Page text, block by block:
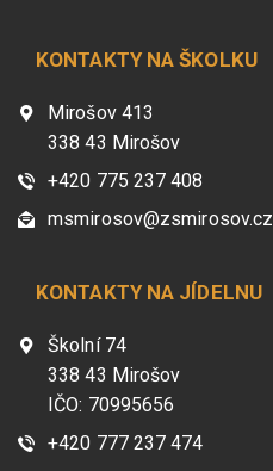
KONTAKTY NA ŠKOLKU
Mirošov 413
338 43 Mirošov
+420 775 237 408
msmirosov@zsmirosov.cz
KONTAKTY NA JÍDELNU
Školní 74
338 43 Mirošov
IČO: 70995656
+420 777 237 474